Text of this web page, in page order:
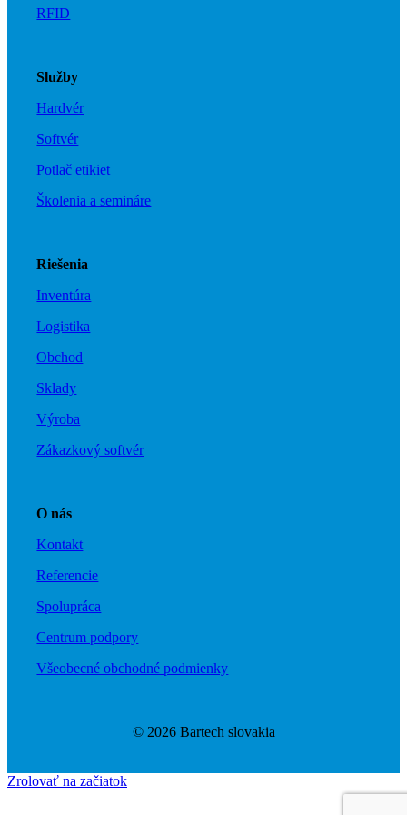
RFID
Služby
Hardvér
Softvér
Potlač etikiet
Školenia a semináre
Riešenia
Inventúra
Logistika
Obchod
Sklady
Výroba
Zákazkový softvér
O nás
Kontakt
Referencie
Spolupráca
Centrum podpory
Všeobecné obchodné podmienky
© 2026 Bartech slovakia
Zrolovať na začiatok